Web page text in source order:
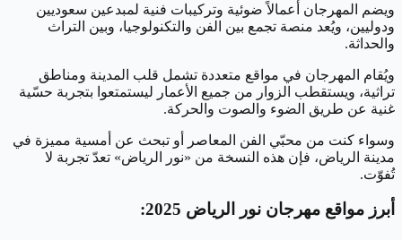
ويضم المهرجان أعمالاً ضوئية وتركيبات فنية لمبدعين سعوديين
ودوليين، ويُعد منصة تجمع بين الفن والتكنولوجيا، وبين التراث
والحداثة.
ويُقام المهرجان في مواقع متعددة تشمل قلب المدينة ومناطق
تراثية، ويستقطب الزوار من جميع الأعمار ليستمتعوا بتجربة حسّية
غنية عن طريق الضوء والصوت والحركة.
وسواء كنت من محبّي الفن المعاصر أو تبحث عن أمسية مميزة في
مدينة الرياض، فإن هذه النسخة من «نور الرياض» تعدّ تجربة لا
تُفوّت.
أبرز مواقع مهرجان نور الرياض 2025 :